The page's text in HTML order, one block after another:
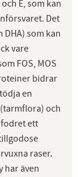
E, som kan
Det
som kan
vare
FOS, MOS
bidrar
en
och
ett
raser.
har även